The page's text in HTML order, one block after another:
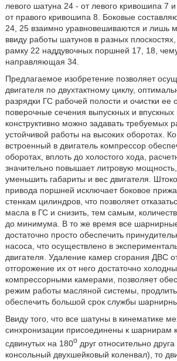
левого шатуна 24 - от левого кривошипа 7
от правого кривошипа 8. Боковые
24, 25 взаимно уравновешиваются и лишь
ввиду работы шатунов в разных
рамку 22 наддувочных поршней 17, 18,
направляющая 34.
Предлагаемое изобретение позволяет
двигателя по двухтактному циклу,
разрядки ГС рабочей полости и очистки ее
поверочные сечения выпускных и впускных
конструктивно можно задавать требуемых
устойчивой работы на высоких оборотах.
встроенный в двигатель компрессор
оборотах, вплоть до холостого хода,
значительно повышает литровую мощность,
уменьшить габариты и вес двигателя.
привода поршней исключает боковое
стенкам цилиндров, что позволяет
масла в ГС и снизить, тем самым,
до минимума. В то же время все
достаточно просто обеспечить
насоса, что осуществлено в
двигателя. Удаление камер сгорания ДВС
отгорожение их от него достаточно
компрессорными камерами, позволяет
режим работы масляной системы,
обеспечить большой срок службы
Ввиду того, что все шатуны в кинематике
синхронизации присоединены к шарнирам
сдвинутых на 180oдруг относительно
консольный двухшейковый коленвал), то